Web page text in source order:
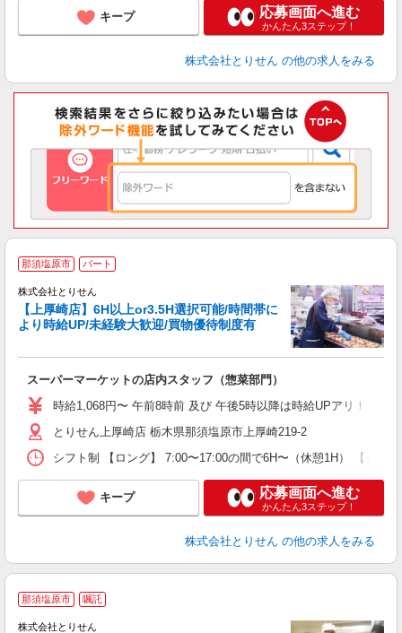
キープ 応募画面へ進む
かんたん3ステップ！
株式会社とりせん の他の求人をみる
那須塩原市 パート
株式会社とりせん
【上厚崎店】6H以上or3.5H選択可能/時間帯に
より時給UP/未経験大歓迎/買物優待制度有
スーパーマーケットの店内スタッフ（惣菜部門）
時給1,068円〜 午前8時前 及び 午後5時以降は時給UPアリ！！ 日
とりせん上厚崎店 栃木県那須塩原市上厚崎219-2
シフト制 【ロング】 7:00〜17:00の間で6H〜（休憩1H） 【ショ
キープ 応募画面へ進む
かんたん3ステップ！
株式会社とりせん の他の求人をみる
那須塩原市 嘱託
株式会社とりせん